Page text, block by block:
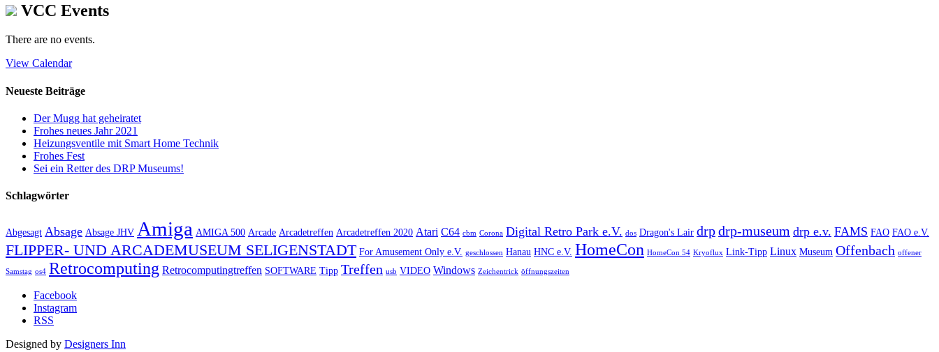
VCC Events
There are no events.
View Calendar
Neueste Beiträge
Der Mugg hat geheiratet
Frohes neues Jahr 2021
Heizungsventile mit Smart Home Technik
Frohes Fest
Sei ein Retter des DRP Museums!
Schlagwörter
Abgesagt Absage Absage JHV Amiga AMIGA 500 Arcade Arcadetreffen Arcadetreffen 2020 Atari C64 cbm Corona Digital Retro Park e.V. dos Dragon's Lair drpdrp-museum drp e.v. FAMS FAO FAO e.V.
FLIPPER- UND ARCADEMUSEUM SELIGENSTADT For Amusement Only e.V. geschlossen Hanau HNC e.V. HomeCon HomeCon 54 Kryoflux Link-Tipp Linux Museum Offenbach offener
Samstag os4 Retrocomputing Retrocomputingtreffen SOFTWARE Tipp Treffen usb VIDEO Windows Zeichentrick öffnungszeiten
Facebook
Instagram
RSS
Designed by Designers Inn